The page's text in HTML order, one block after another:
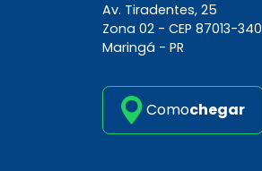
Av. Tiradentes, 25
Zona 02 - CEP 87013-340
Maringá - PR
Comochegar